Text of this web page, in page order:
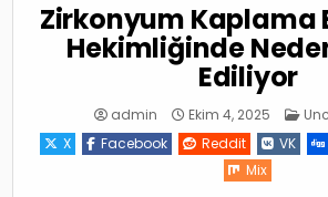
Zirkonyum Kaplama
Hekimliğinde
Ediliyor
admin Ekim 4, 2025
X
Facebook Reddit VK
Mix